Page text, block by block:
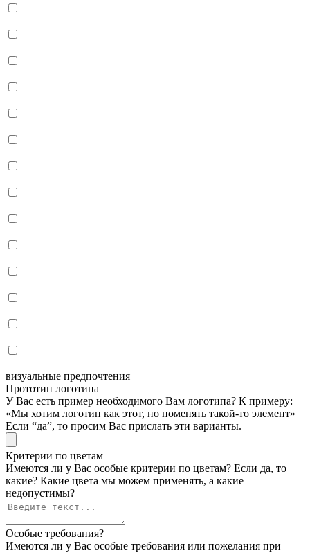
визуальные предпочтения
Прототип логотипа
У Вас есть пример необходимого Вам логотипа? К примеру:
«Мы хотим логотип как этот, но поменять такой-то элемент»
Если “да”, то просим Вас прислать эти варианты.
Критерии по цветам
Имеются ли у Вас особые критерии по цветам? Если да, то
какие? Какие цвета мы можем применять, а какие
недопустимы?
Особые требования?
Имеются ли у Вас особые требования или пожелания при